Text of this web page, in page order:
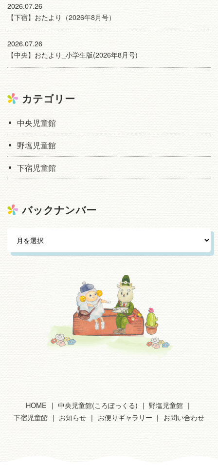
2026.07.26
【下宿】おたより（2026年8月号）
2026.07.26
【中央】おたより_小学生版(2026年8月号)
カテゴリー
中央児童館
野塩児童館
下宿児童館
バックナンバー
HOME 中央児童館(ころぽっくる)
野塩児童館
下宿児童館
お知らせ お便りギャラリー お問い合わせ